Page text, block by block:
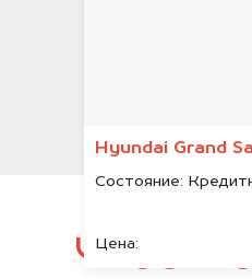
Hyundai Grand
Состояние:
Цена:
Чтобы